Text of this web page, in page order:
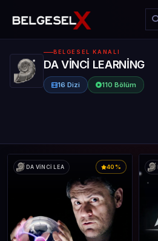
BELGESEL KANALI
DA VİNCİ LEARNİNG
16 Dizi 110 Bölüm
DA VİNCİ LEA 40%